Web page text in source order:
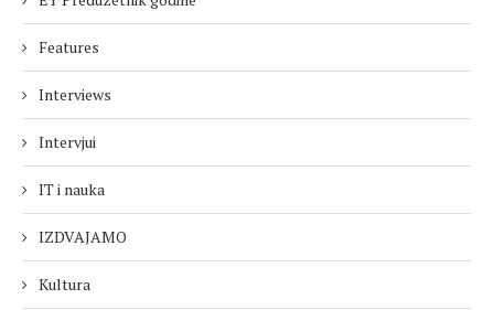
Features
Interviews
Intervjui
IT i nauka
IZDVAJAMO
Kultura